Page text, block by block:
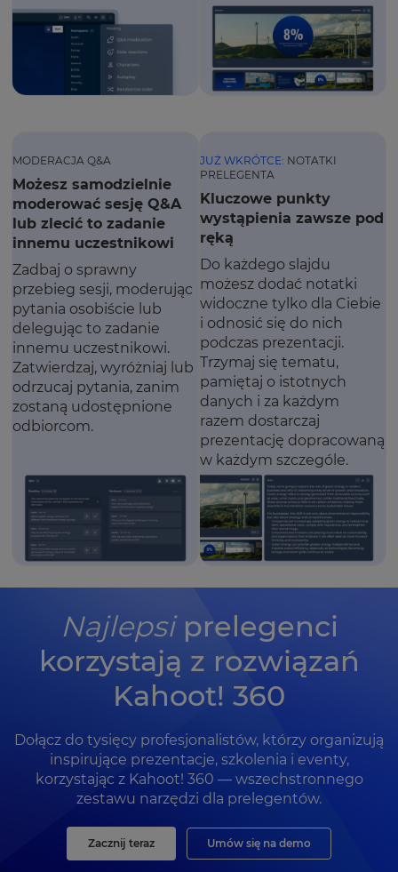
MODERACJA Q&A
Możesz samodzielnie
moderować sesję Q&A
lub zlecić to zadanie
innemu uczestnikowi
Zadbaj o sprawny
przebieg sesji, moderując
pytania osobiście lub
delegując to zadanie
innemu uczestnikowi.
Zatwierdzaj, wyróżniaj lub
odrzucaj pytania, zanim
zostaną udostępnione
odbiorcom.
JUŻ WKRÓTCE: NOTATKI
PRELEGENTA
Kluczowe punkty
wystąpienia zawsze pod
ręką
Do każdego slajdu
możesz dodać notatki
widoczne tylko dla Ciebie
i odnosić się do nich
podczas prezentacji.
Trzymaj się tematu,
pamiętaj o istotnych
danych i za każdym
razem dostarczaj
prezentację dopracowaną
w każdym szczególe.
Najlepsiprelegenci
korzystają z rozwiązań
Kahoot! 360
Dołącz do tysięcy profesjonalistów, którzy organizują
inspirujące prezentacje, szkolenia i eventy,
korzystając z Kahoot! 360 — wszechstronnego
zestawu narzędzi dla prelegentów.
Zacznij teraz Umów się na demo